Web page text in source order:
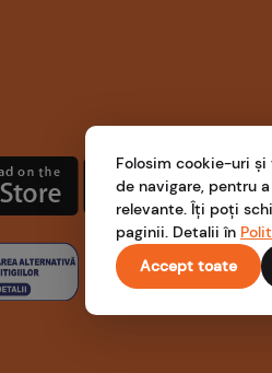
Folosim cookie-uri
de navigare, pentru
relevante. Îți poți
paginii. Detalii în
Accept toate